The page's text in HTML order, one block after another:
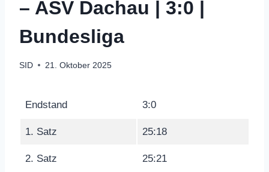
– ASV Dachau | 3:0 |
Bundesliga
SID 21. Oktober 2025
Endstand 3:0
1. Satz 25:18
2. Satz 25:21